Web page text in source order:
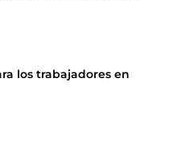
los trabajadores en